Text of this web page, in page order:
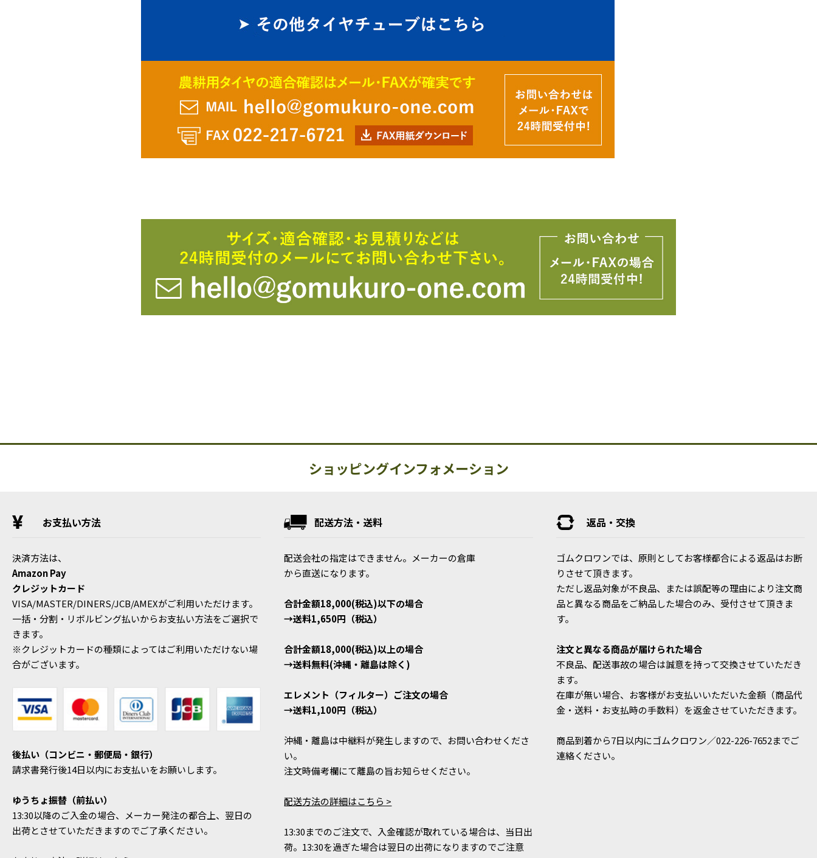
ショッピングインフォメーション
お支払い方法
決済方法は、
Amazon Pay
クレジットカード
VISA/MASTER/DINERS/JCB/AMEXがご利用いただけます。
一括・分割・リボルビング払いからお支払い方法をご選択で
きます。
※クレジットカードの種類によってはご利用いただけない場
合がございます。
後払い（コンビニ・郵便局・銀行）
請求書発行後14日以内にお支払いをお願いします。
ゆうちょ振替（前払い）
13:30以降のご入金の場合、メーカー発注の都合上、翌日の
出荷とさせていただきますのでご了承ください。
配送方法・送料
配送会社の指定はできません。メーカーの倉庫
から直送になります。
合計金額18,000(税込)以下の場合
→送料1,650円（税込）
合計金額18,000(税込)以上の場合
→送料無料(沖縄・離島は除く)
エレメント（フィルター）ご注文の場合
→送料1,100円（税込）
沖縄・離島は中継料が発生しますので、お問い合わせくださ
い。
注文時備考欄にて離島の旨お知らせください。
配送方法の詳細はこちら >
13:30までのご注文で、入金確認が取れている場合は、当日出
荷。13:30を過ぎた場合は翌日の出荷になりますのでご注意
返品・交換
ゴムクロワンでは、原則としてお客様都合による返品はお断
りさせて頂きます。
ただし返品対象が不良品、または誤配等の理由により注文商
品と異なる商品をご納品した場合のみ、受付させて頂きま
す。
注文と異なる商品が届けられた場合
不良品、配送事故の場合は誠意を持って交換させていただき
ます。
在庫が無い場合、お客様がお支払いいただいた金額（商品代
金・送料・お支払時の手数料）を返金させていただきます。
商品到着から7日以内にゴムクロワン／022-226-7652までご
連絡ください。